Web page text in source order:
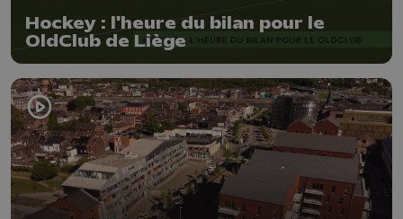
Hockey : l'heure du bilan pour le
OldClub de Liège